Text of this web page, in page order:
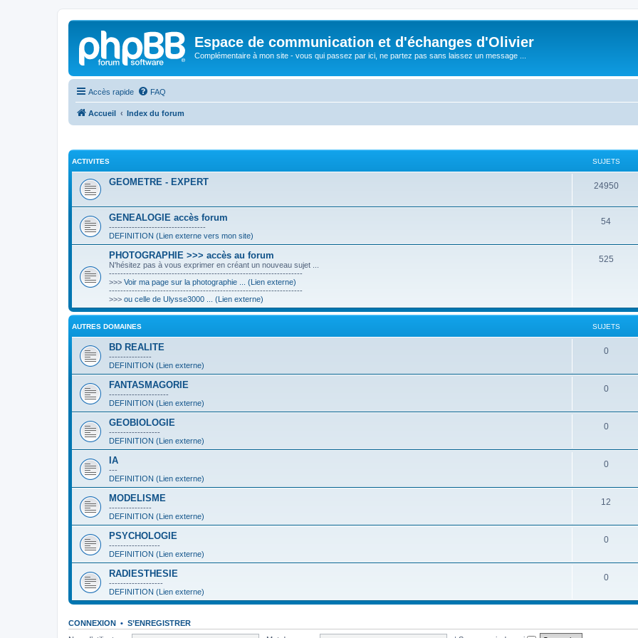
Espace de communication et d'échanges d'Olivier
Complémentaire à mon site - vous qui passez par ici, ne partez pas sans laissez un message ...
Accès rapide FAQ
Accueil Index du forum
ACTIVITES SUJETS
GEOMETRE - EXPERT 24950
GENEALOGIE accès forum
----------------------------------
DEFINITION (Lien externe vers mon site)
54
PHOTOGRAPHIE >>> accès au forum
N'hésitez pas à vous exprimer en créant un nouveau sujet ...
--------------------------------------------------------------------
>>> Voir ma page sur la photographie ... (Lien externe)
--------------------------------------------------------------------
>>> ou celle de Ulysse3000 ... (Lien externe)
525
AUTRES DOMAINES SUJETS
BD REALITE
---------------
DEFINITION (Lien externe)
0
FANTASMAGORIE
---------------------
DEFINITION (Lien externe)
0
GEOBIOLOGIE
------------------
DEFINITION (Lien externe)
0
IA
---
DEFINITION (Lien externe)
0
MODELISME
---------------
DEFINITION (Lien externe)
12
PSYCHOLOGIE
------------------
DEFINITION (Lien externe)
0
RADIESTHESIE
-------------------
DEFINITION (Lien externe)
0
CONNEXION • S’ENREGISTRER